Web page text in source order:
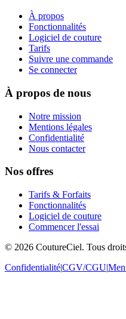
À propos
Fonctionnalités
Logiciel de couture
Tarifs
Suivre une commande
Se connecter
À propos de nous
Notre mission
Mentions légales
Confidentialité
Nous contacter
Nos offres
Tarifs & Forfaits
Fonctionnalités
Logiciel de couture
Commencer l'essai
© 2026 CoutureCiel. Tous
Confidentialité|CGV/CGU|